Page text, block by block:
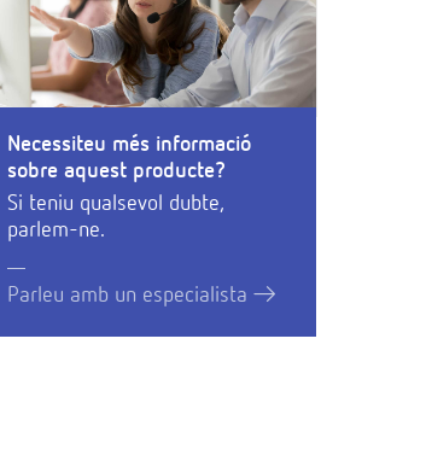
Necessiteu més informació
sobre aquest producte?
Si teniu qualsevol dubte,
parlem-ne.
Parleu amb un especialista